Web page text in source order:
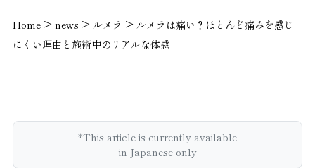
Home > news > ルメラ > ルメラは痛い？ほとんど痛みを感じ
にくい理由と施術中のリアルな体感
*This article is currently available
in Japanese only